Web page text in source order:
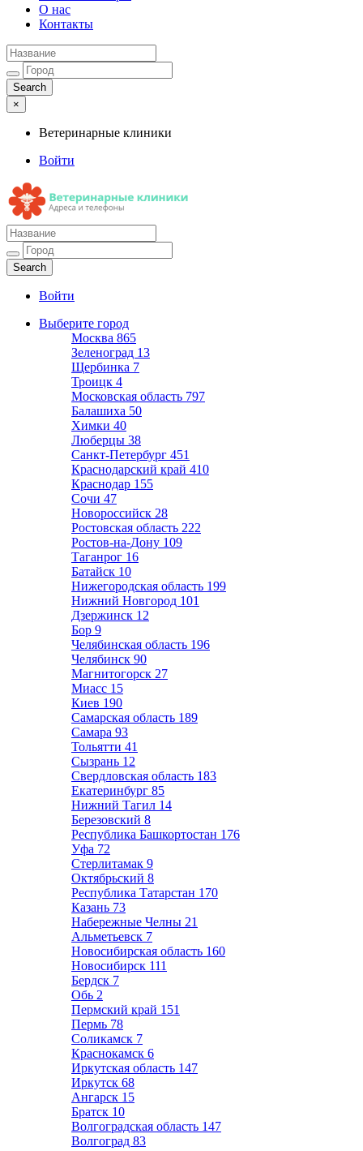
О нас
Контакты
×
Ветеринарные клиники
Войти
Ветеринарные клиники
Адреса и телефоны
Войти
Выберите город
Москва 865
Зеленоград 13
Щербинка 7
Троицк 4
Московская область 797
Балашиха 50
Химки 40
Люберцы 38
Санкт-Петербург 451
Краснодарский край 410
Краснодар 155
Сочи 47
Новороссийск 28
Ростовская область 222
Ростов-на-Дону 109
Таганрог 16
Батайск 10
Нижегородская область 199
Нижний Новгород 101
Дзержинск 12
Бор 9
Челябинская область 196
Челябинск 90
Магнитогорск 27
Миасс 15
Киев 190
Самарская область 189
Самара 93
Тольятти 41
Сызрань 12
Свердловская область 183
Екатеринбург 85
Нижний Тагил 14
Березовский 8
Республика Башкортостан 176
Уфа 72
Стерлитамак 9
Октябрьский 8
Республика Татарстан 170
Казань 73
Набережные Челны 21
Альметьевск 7
Новосибирская область 160
Новосибирск 111
Бердск 7
Обь 2
Пермский край 151
Пермь 78
Соликамск 7
Краснокамск 6
Иркутская область 147
Иркутск 68
Ангарск 15
Братск 10
Волгоградская область 147
Волгоград 83